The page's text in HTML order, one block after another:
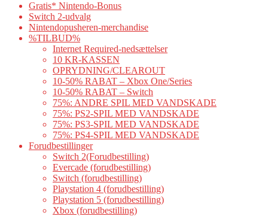
Gratis* Nintendo-Bonus
Switch 2-udvalg
Nintendopusheren-merchandise
%TILBUD%
Internet Required-nedsættelser
10 KR-KASSEN
OPRYDNING/CLEAROUT
10-50% RABAT – Xbox One/Series
10-50% RABAT – Switch
75%: ANDRE SPIL MED VANDSKADE
75%: PS2-SPIL MED VANDSKADE
75%: PS3-SPIL MED VANDSKADE
75%: PS4-SPIL MED VANDSKADE
Forudbestillinger
Switch 2(Forudbestilling)
Evercade (forudbestilling)
Switch (forudbestilling)
Playstation 4 (forudbestilling)
Playstation 5 (forudbestilling)
Xbox (forudbestilling)